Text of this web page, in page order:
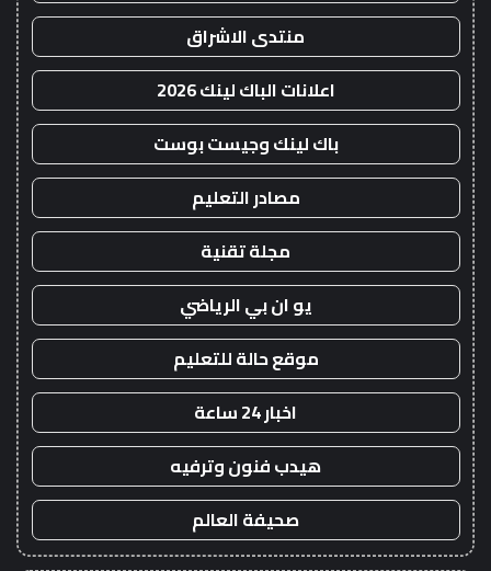
منتدى الاشراق
اعلانات الباك لينك 2026
باك لينك وجيست بوست
مصادر التعليم
مجلة تقنية
يو ان بي الرياضي
موقع حالة للتعليم
اخبار 24 ساعة
هيدب فنون وترفيه
صحيفة العالم